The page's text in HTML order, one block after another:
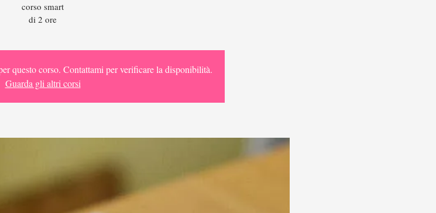
corso smart
di 2 ore
questo corso. Contattami per verificare la disponibilità.
Guarda gli altri corsi